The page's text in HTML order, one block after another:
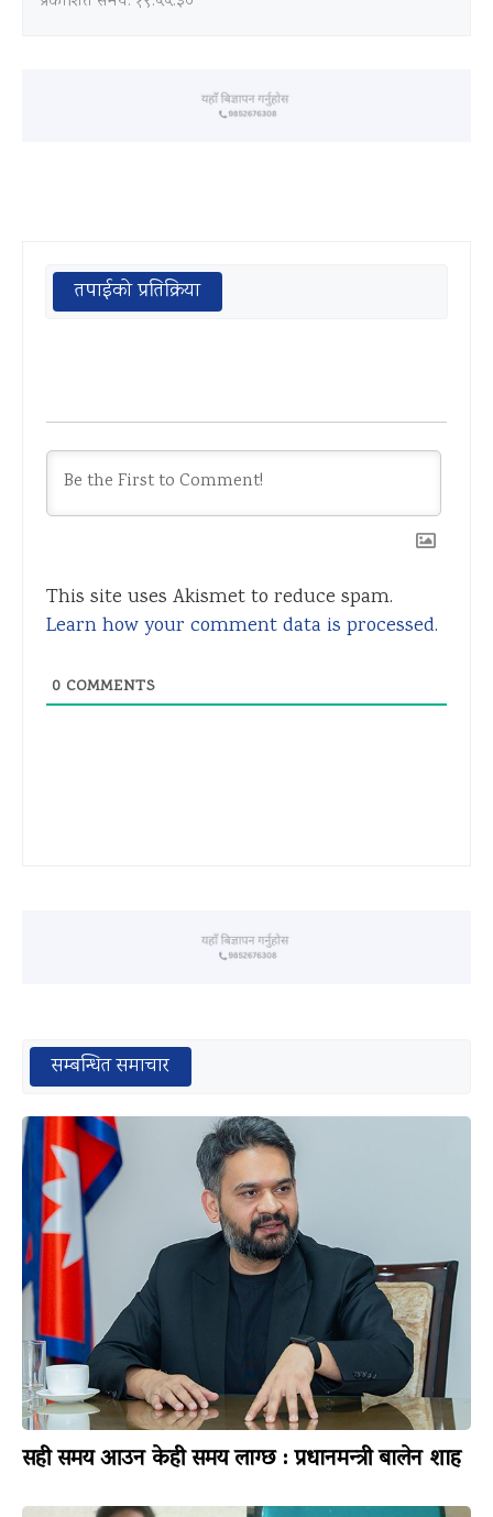
तपाईको प्रतिक्रिया
This site uses Akismet to reduce spam.
Learn how your comment data is processed.
0 COMMENTS
सम्बन्धित समाचार
सही समय आउन केही समय लाग्छ : प्रधानमन्त्री बालेन शाह